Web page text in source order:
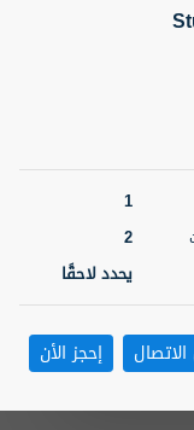
71.39
أتصل
الأن
1
2
يحدد لاحقًا
إحجز الأنخريطة